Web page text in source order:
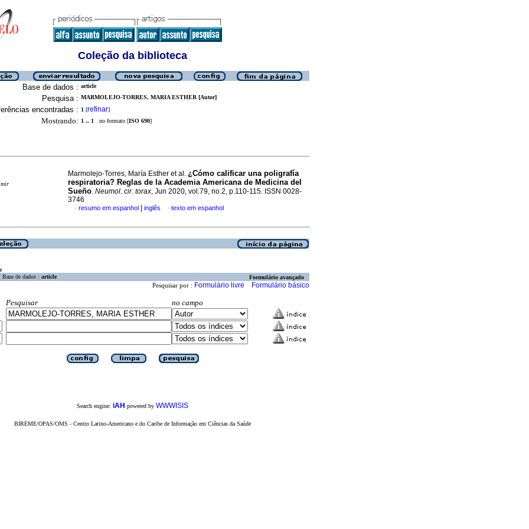
Coleção da biblioteca
Base de dados : article
Pesquisa : MARMOLEJO-TORRES, MARIA ESTHER [Autor]
encontradas : 1 [refinar]
Mostrando: 1 .. 1 no formato [ISO 690]
Marmolejo-Torres, María Esther et al. ¿Cómo calificar una poligrafía
respiratoria? Reglas de la Academia Americana de Medicina del
Sueño. Neumol. cir. torax, Jun 2020, vol.79, no.2, p.110-115. ISSN 0028-
3746
· resumo em espanhol inglês · texto em espanhol
Base de dados : article Formulário avançado
Pesquisar por : Formulário livre Formulário básico
Pesquisar
no campo
Search engine: iAH powered by WWWISIS
BIREME/OPAS/OMS - Centro Latino-Americano e do Caribe de Informação em Ciências da Saúde